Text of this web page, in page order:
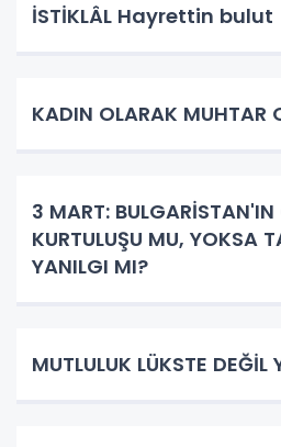
İSTİKLÂL Hayrettin bulut
KADIN OLARAK MUHTAR
3 MART: BULGARİSTAN'IN
KURTULUŞU MU, YOKSA
YANILGI MI?
MUTLULUK LÜKSTE